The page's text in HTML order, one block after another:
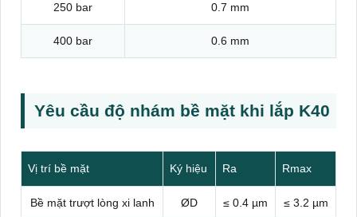
250 bar 0.7 mm
400 bar 0.6 mm
Yêu cầu độ nhám bề mặt khi lắp K40
Vị trí bề mặt Ký hiệu Ra Rmax
Bề mặt trượt lòng xi lanh ØD ≤ 0.4 µm ≤ 3.2 µm